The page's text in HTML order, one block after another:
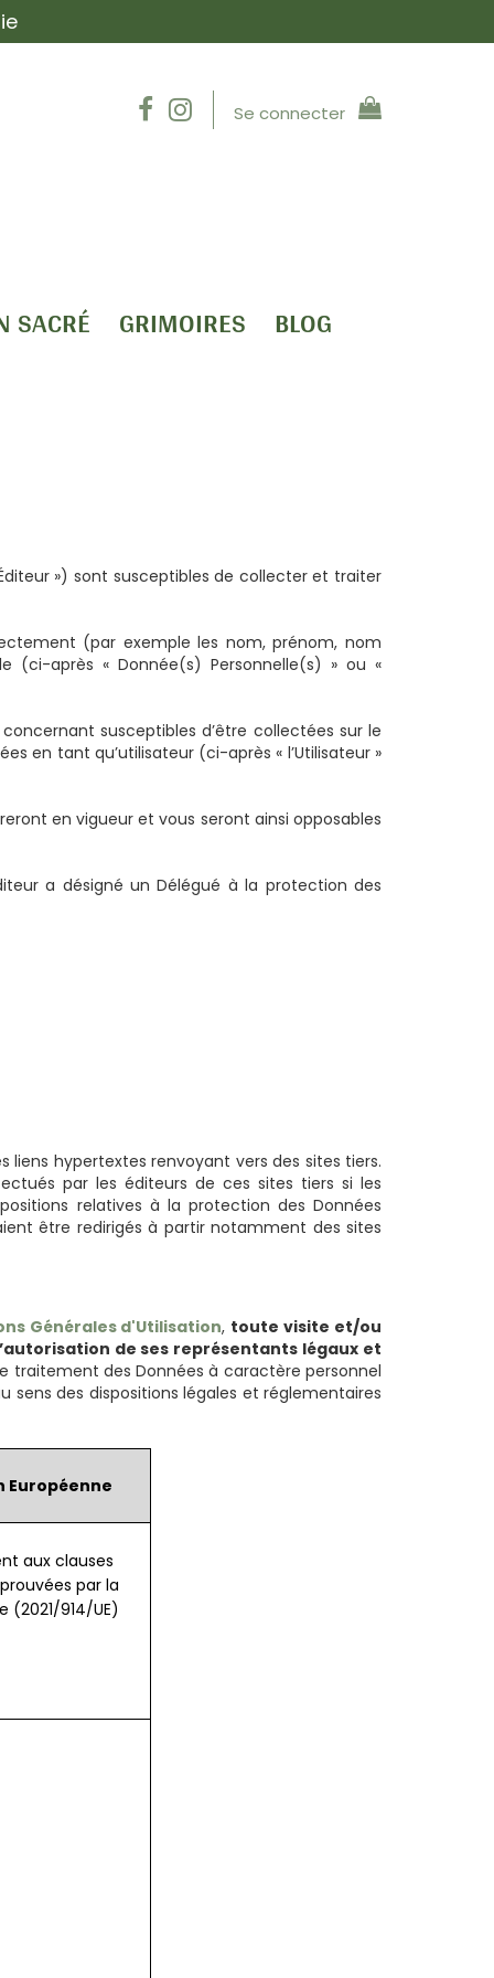
Se connecter
SACRÉ GRIMOIRES BLOG
») sont susceptibles de collecter et traiter
(par exemple les nom, prénom, nom
(ci-après « Donnée(s) Personnelle(s) » ou «
susceptibles d’être collectées sur le
en tant qu’utilisateur (ci-après « l’Utilisateur »
en vigueur et vous seront ainsi opposables
a désigné un Délégué à la protection des
liens hypertextes renvoyant vers des sites tiers.
par les éditeurs de ces sites tiers si les
relatives à la protection des Données
être redirigés à partir notamment des sites
Générales d'Utilisation, toute visite et/ou
de ses représentants légaux et
traitement des Données à caractère personnel
sens des dispositions légales et réglementaires
Européenne
aux clauses
par la
(2021/914/UE)